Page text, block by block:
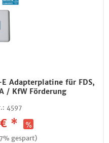
Adapterplatine für FDS,
/ KfW Förderung
4597
*
gespart)